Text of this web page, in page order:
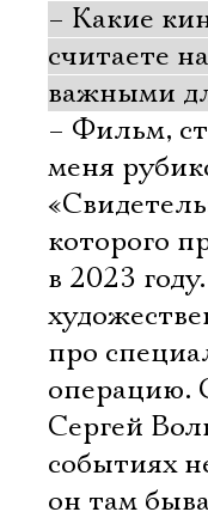
– Какие
считаете
важными
– Фильм,
меня
которого
в 2023
про
операцию.
Сергей
событиях
он там